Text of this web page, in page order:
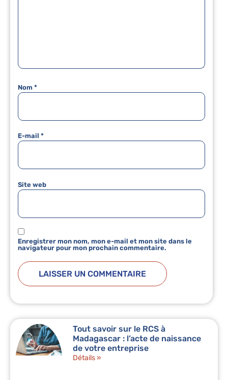
Nom *
E-mail *
Site web
Enregistrer mon nom, mon e-mail et mon site dans le
navigateur pour mon prochain commentaire.
Tout savoir sur le RCS à
Madagascar : l’acte de naissance
de votre entreprise
Détails »